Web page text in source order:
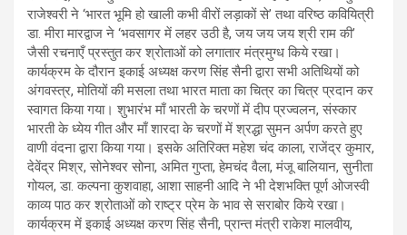
राजेश्वरी ने ‘भारत भूमि हो खाली कभी वीरों लड़ाकों से’ तथा वरिष्ठ कवियित्री
डा. मीरा मारद्वाज ने ‘भवसागर में लहर उठी है, जय जय जय श्री राम की’
जैसी रचनाएँ प्रस्तुत कर श्रोताओं को लगातार मंत्रमुग्ध किये रखा।
कार्यक्रम के दौरान इकाई अध्यक्ष करण सिंह सैनी द्वारा सभी अतिथियों को
अंगवस्त्र, मोतियों की मसला तथा भारत माता का चित्र का चित्र प्रदान कर
स्वागत किया गया। शुभारंभ माँ भारती के चरणों में दीप प्रज्वलन, संस्कार
भारती के ध्येय गीत और माँ शारदा के चरणों में श्रद्धा सुमन अर्पण करते हुए
वाणी वंदना द्वारा किया गया। इसके अतिरिक्त महेश चंद काला, राजेंद्र कुमार,
देवेंद्र मिश्र, सोनेश्वर सोना, अमित गुप्ता, हेमचंद वैला, मंजू बालियान, सुनीता
गोयल, डा. कल्पना कुशवाहा, आशा साहनी आदि ने भी देशभक्ति पूर्ण ओजस्वी
काव्य पाठ कर श्रोताओं को राष्ट्र प्रेम के भाव से सराबोर किये रखा।
कार्यक्रम में इकाई अध्यक्ष करण सिंह सैनी, प्रान्त मंत्री राकेश मालवीय,